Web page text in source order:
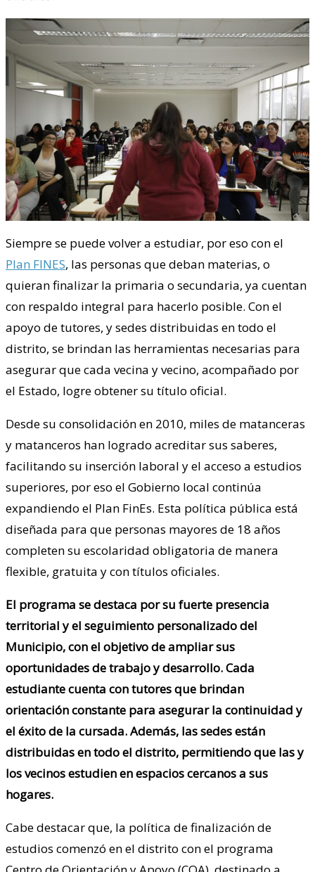
Siempre se puede volver a estudiar, por eso con el
Plan FINES, las personas que deban materias, o
quieran finalizar la primaria o secundaria, ya cuentan
con respaldo integral para hacerlo posible. Con el
apoyo de tutores, y sedes distribuidas en todo el
distrito, se brindan las herramientas necesarias para
asegurar que cada vecina y vecino, acompañado por
el Estado, logre obtener su título oficial.
Desde su consolidación en 2010, miles de matanceras
y matanceros han logrado acreditar sus saberes,
facilitando su inserción laboral y el acceso a estudios
superiores, por eso el Gobierno local continúa
expandiendo el Plan FinEs. Esta política pública está
diseñada para que personas mayores de 18 años
completen su escolaridad obligatoria de manera
flexible, gratuita y con títulos oficiales.
El programa se destaca por su fuerte presencia
territorial y el seguimiento personalizado del
Municipio, con el objetivo de ampliar sus
oportunidades de trabajo y desarrollo. Cada
estudiante cuenta con tutores que brindan
orientación constante para asegurar la continuidad y
el éxito de la cursada. Además, las sedes están
distribuidas en todo el distrito, permitiendo que las y
los vecinos estudien en espacios cercanos a sus
hogares.
Cabe destacar que, la política de finalización de
estudios comenzó en el distrito con el programa